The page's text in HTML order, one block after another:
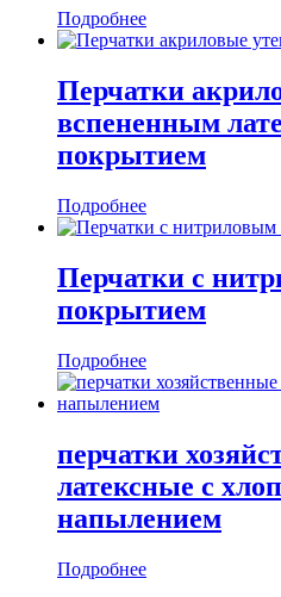
Подробнее
Перчатки
вспененным
покрытием
Подробнее
Перчатки с
покрытием
Подробнее
перчатки
латексные с
напылением
Подробнее